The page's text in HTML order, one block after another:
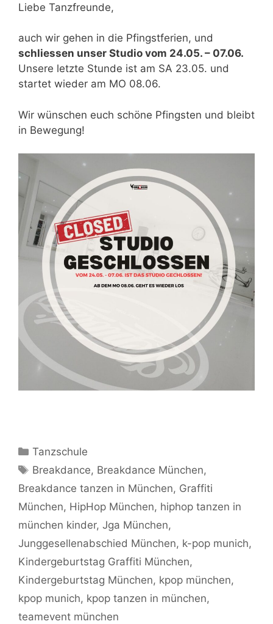
Liebe Tanzfreunde,
auch wir gehen in die Pfingstferien, und
schliessen unser Studio vom 24.05. – 07.06.
Unsere letzte Stunde ist am SA 23.05. und
startet wieder am MO 08.06.
Wir wünschen euch schöne Pfingsten und bleibt
in Bewegung!
Kategorien
Tanzschule
Schlagwörter
Breakdance, Breakdance München,
Breakdance tanzen in München, Graffiti
München, HipHop München, hiphop tanzen in
münchen kinder, Jga München,
Junggesellenabschied München, k-pop munich,
Kindergeburtstag Graffiti München,
Kindergeburtstag München, kpop münchen,
kpop munich, kpop tanzen in münchen,
teamevent münchen